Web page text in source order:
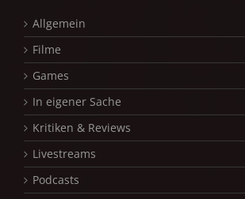
Allgemein
Filme
Games
In eigener Sache
Kritiken & Reviews
Livestreams
Podcasts